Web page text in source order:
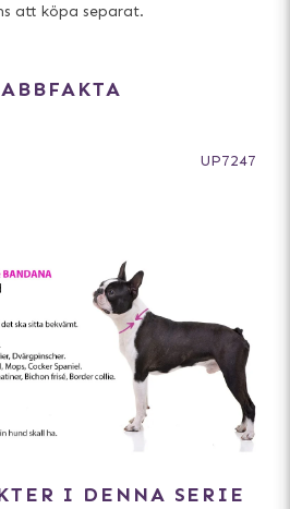
att köpa separat.
UP7247
I DENNA SERIE